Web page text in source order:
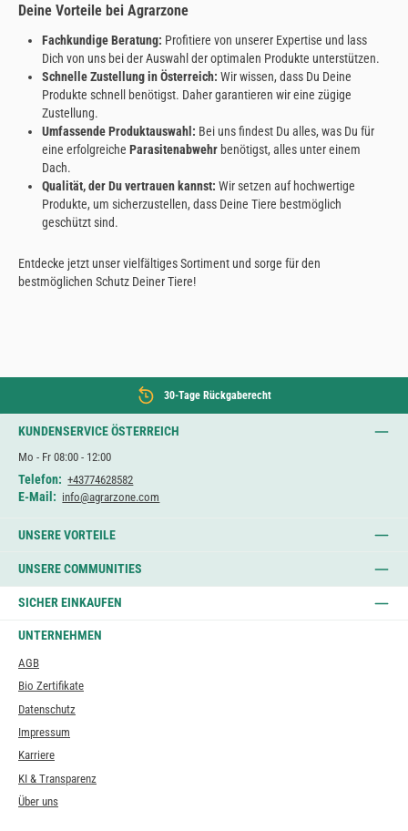
Deine Vorteile bei Agrarzone
Fachkundige Beratung: Profitiere von unserer Expertise und lass
Dich von uns bei der Auswahl der optimalen Produkte unterstützen.
Schnelle Zustellung in Österreich: Wir wissen, dass Du Deine
Produkte schnell benötigst. Daher garantieren wir eine zügige
Zustellung.
Umfassende Produktauswahl: Bei uns findest Du alles, was Du für
eine erfolgreiche Parasitenabwehrbenötigst, alles unter einem
Dach.
Qualität, der Du vertrauen kannst: Wir setzen auf hochwertige
Produkte, um sicherzustellen, dass Deine Tiere bestmöglich
geschützt sind.
Entdecke jetzt unser vielfältiges Sortiment und sorge für den
bestmöglichen Schutz Deiner Tiere!
30-Tage Rückgaberecht
KUNDENSERVICE ÖSTERREICH
Mo - Fr 08:00 - 12:00
Telefon: +43774628582
E-Mail: info@agrarzone.com
UNSERE VORTEILE
UNSERE COMMUNITIES
SICHER EINKAUFEN
UNTERNEHMEN
AGB
Bio Zertifikate
Datenschutz
Impressum
Karriere
KI & Transparenz
Über uns